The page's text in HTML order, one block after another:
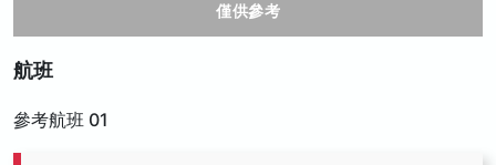
僅供參考
航班
參考航班 01